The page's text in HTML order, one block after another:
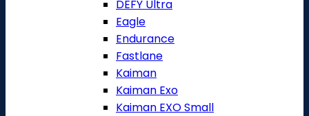
DEFY Ultra
Eagle
Endurance
Fastlane
Kaiman
Kaiman Exo
Kaiman EXO Small